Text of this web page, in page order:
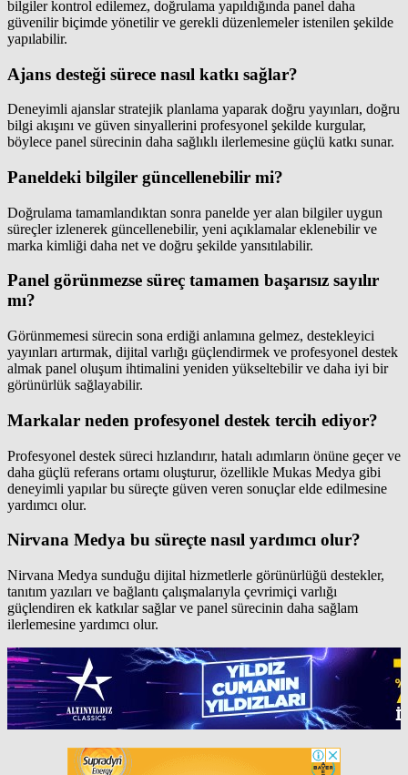
bilgiler kontrol edilemez, doğrulama yapıldığında panel daha
güvenilir biçimde yönetilir ve gerekli düzenlemeler istenilen şekilde
yapılabilir.
Ajans desteği sürece nasıl katkı sağlar?
Deneyimli ajanslar stratejik planlama yaparak doğru yayınları, doğru
bilgi akışını ve güven sinyallerini profesyonel şekilde kurgular,
böylece panel sürecinin daha sağlıklı ilerlemesine güçlü katkı sunar.
Paneldeki bilgiler güncellenebilir mi?
Doğrulama tamamlandıktan sonra panelde yer alan bilgiler uygun
süreçler izlenerek güncellenebilir, yeni açıklamalar eklenebilir ve
marka kimliği daha net ve doğru şekilde yansıtılabilir.
Panel görünmezse süreç tamamen başarısız sayılır
mı?
Görünmemesi sürecin sona erdiği anlamına gelmez, destekleyici
yayınları artırmak, dijital varlığı güçlendirmek ve profesyonel destek
almak panel oluşum ihtimalini yeniden yükseltebilir ve daha iyi bir
görünürlük sağlayabilir.
Markalar neden profesyonel destek tercih ediyor?
Profesyonel destek süreci hızlandırır, hatalı adımların önüne geçer ve
daha güçlü referans ortamı oluşturur, özellikle Mukas Medya gibi
deneyimli yapılar bu süreçte güven veren sonuçlar elde edilmesine
yardımcı olur.
Nirvana Medya bu süreçte nasıl yardımcı olur?
Nirvana Medya sunduğu dijital hizmetlerle görünürlüğü destekler,
tanıtım yazıları ve bağlantı çalışmalarıyla çevrimiçi varlığı
güçlendiren ek katkılar sağlar ve panel sürecinin daha sağlam
ilerlemesine yardımcı olur.